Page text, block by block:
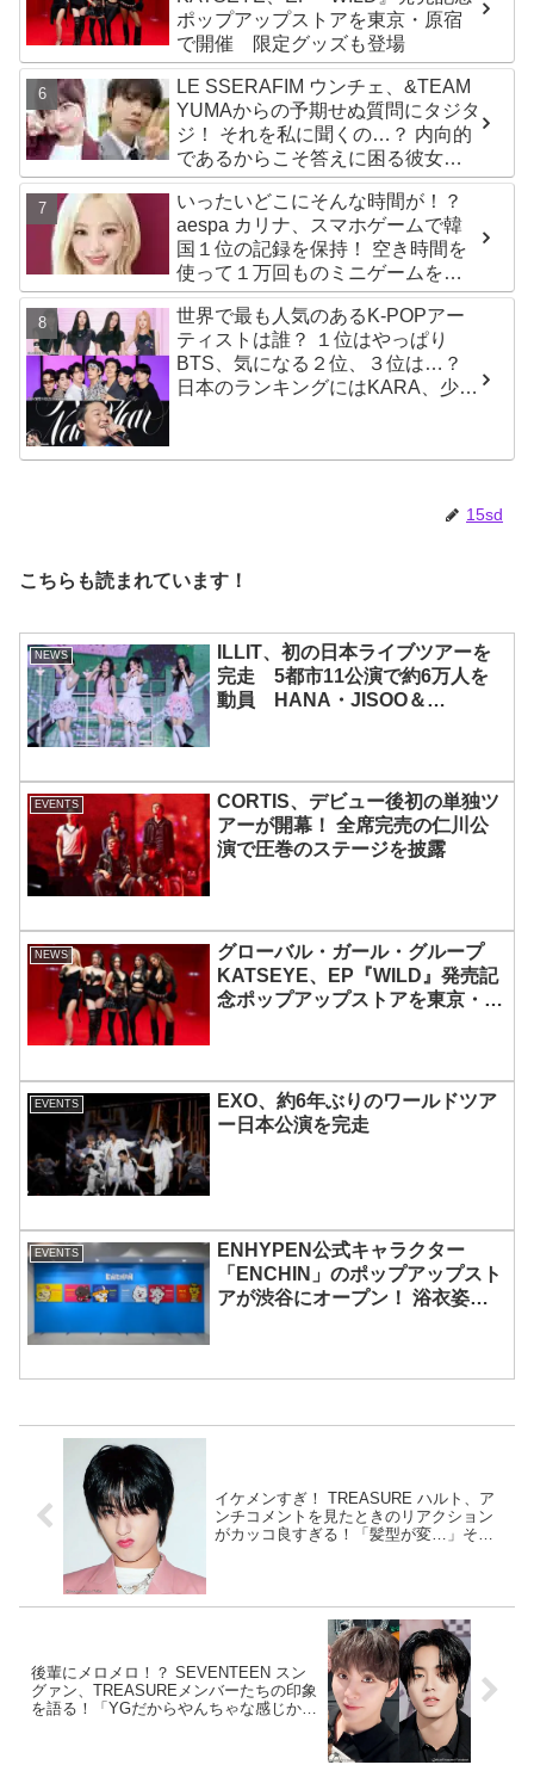
ポップアップストアを東京・原宿
で開催 限定グッズも登場
LE SSERAFIM ウンチェ、&TEAM
YUMAからの予期せぬ質問にタジタ
ジ！ それを私に聞くの…？ 内向的
であるからこそ答えに困る彼女の
リアクションがかわいすぎる
いったいどこにそんな時間が！？
aespa カリナ、スマホゲームで韓
国１位の記録を保持！ 空き時間を
使って１万回ものミニゲームをク
リア「芸能人たちが時間がないと
言っているのは全部嘘」
世界で最も人気のあるK-POPアー
ティストは誰？ １位はやっぱり
BTS、気になる２位、３位は…？
日本のランキングにはKARA、少女
15sd
こちらも読まれています！
NEWS
ILLIT、初の日本ライブツアーを
完走 5都市11公演で約6万人を
動員 HANA・JISOO＆
EVENTS
CORTIS、デビュー後初の単独ツ
アーが開幕！ 全席完売の仁川公
演で圧巻のステージを披露
NEWS
グローバル・ガール・グループ
KATSEYE、EP『WILD』発売記
念ポップアップストアを東京・原
EVENTS
EXO、約6年ぶりのワールドツア
ー日本公演を完走
EVENTS
ENHYPEN公式キャラクター
「ENCHIN」のポップアップスト
アが渋谷にオープン！ 浴衣姿の
イケメンすぎ！ TREASURE ハルト、ア
ンチコメントを見たときのリアクション
がカッコ良すぎる！「髪型が変…」それ
後輩にメロメロ！？ SEVENTEEN スン
グァン、TREASUREメンバーたちの印象
を語る！「YGだからやんちゃな感じかと